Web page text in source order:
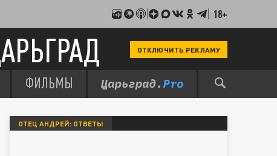
18+
ОТКЛЮЧИТЬ РЕКЛАМУ
ФИЛЬМЫ
ОТЕЦ АНДРЕЙ: ОТВЕТЫ